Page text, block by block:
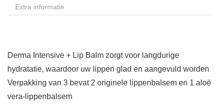
Extra informatie
Derma Intensive + Lip Balm zorgt voor langdurige
hydratatie, waardoor uw lippen glad en aangevuld worden
Verpakking van 3 bevat 2 originele lippenbalsem en 1 aloë
vera-lippenbalsem